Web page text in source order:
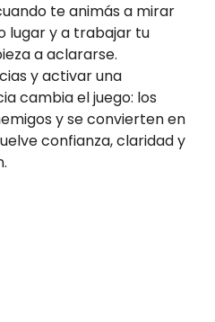
te animás a mirar
lugar y a trabajar tu
a aclararse.
y activar una
cambia el juego: los
y se convierten en
confianza, claridad y